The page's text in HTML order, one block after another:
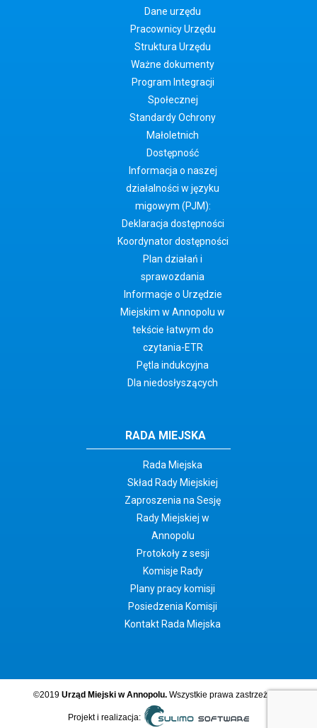
Dane urzędu
Pracownicy Urzędu
Struktura Urzędu
Ważne dokumenty
Program Integracji
Społecznej
Standardy Ochrony
Małoletnich
Dostępność
Informacja o naszej
działalności w języku
migowym (PJM):
Deklaracja dostępności
Koordynator dostępności
Plan działań i
sprawozdania
Informacje o Urzędzie
Miejskim w Annopolu w
tekście łatwym do
czytania-ETR
Pętla indukcyjna
Dla niedosłyszących
RADA MIEJSKA
Rada Miejska
Skład Rady Miejskiej
Zaproszenia na Sesję
Rady Miejskiej w
Annopolu
Protokoły z sesji
Komisje Rady
Plany pracy komisji
Posiedzenia Komisji
Kontakt Rada Miejska
©2019 Urząd Miejski w Annopolu.Wszystkie prawa zastrzeżone.
Projekt i realizacja: